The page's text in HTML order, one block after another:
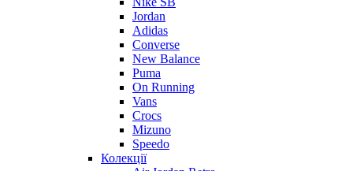
Jordan
Adidas
Converse
New Balance
Puma
On Running
Vans
Crocs
Mizuno
Speedo
Колекції